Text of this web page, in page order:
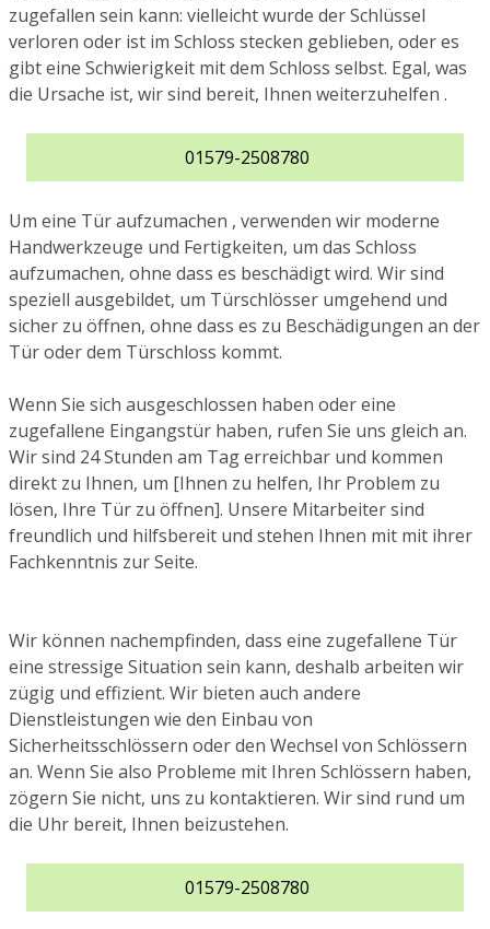
zugefallen sein kann: vielleicht wurde der Schlüssel
verloren oder ist im Schloss stecken geblieben, oder es
gibt eine Schwierigkeit mit dem Schloss selbst. Egal, was
die Ursache ist, wir sind bereit, Ihnen weiterzuhelfen .
01579-2508780
Um eine Tür aufzumachen , verwenden wir moderne
Handwerkzeuge und Fertigkeiten, um das Schloss
aufzumachen, ohne dass es beschädigt wird. Wir sind
speziell ausgebildet, um Türschlösser umgehend und
sicher zu öffnen, ohne dass es zu Beschädigungen an der
Tür oder dem Türschloss kommt.
Wenn Sie sich ausgeschlossen haben oder eine
zugefallene Eingangstür haben, rufen Sie uns gleich an.
Wir sind 24 Stunden am Tag erreichbar und kommen
direkt zu Ihnen, um [Ihnen zu helfen, Ihr Problem zu
lösen, Ihre Tür zu öffnen]. Unsere Mitarbeiter sind
freundlich und hilfsbereit und stehen Ihnen mit mit ihrer
Fachkenntnis zur Seite.
Wir können nachempfinden, dass eine zugefallene Tür
eine stressige Situation sein kann, deshalb arbeiten wir
zügig und effizient. Wir bieten auch andere
Dienstleistungen wie den Einbau von
Sicherheitsschlössern oder den Wechsel von Schlössern
an. Wenn Sie also Probleme mit Ihren Schlössern haben,
zögern Sie nicht, uns zu kontaktieren. Wir sind rund um
die Uhr bereit, Ihnen beizustehen.
01579-2508780